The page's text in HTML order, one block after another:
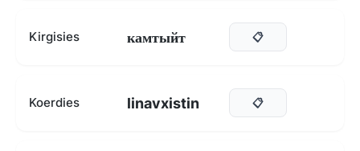
Kirgisies камтыйт 📋
Koerdies linavxistin 📋